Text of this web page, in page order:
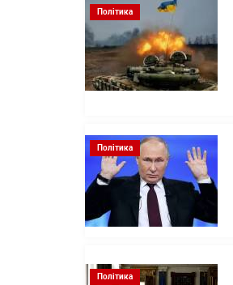
Політика
Політика
Політика